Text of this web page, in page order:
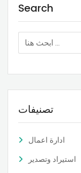
Search
تصنيفات
ادارة اعمال
استيراد وتصدير